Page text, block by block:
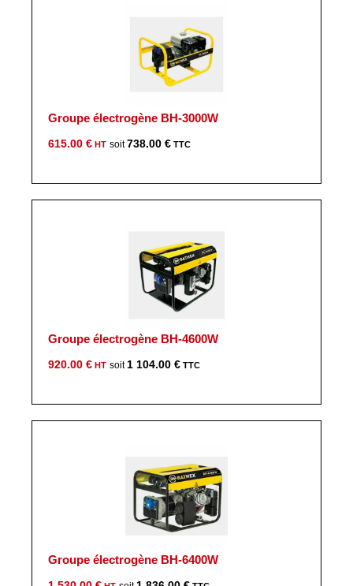
Groupe électrogène BH-3000W
615.00 € 738.00 €
Groupe électrogène BH-4600W
920.00 € 1 104.00 €
Groupe électrogène BH-6400W